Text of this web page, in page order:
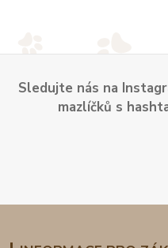
Sledujte nás na
mazlíčků s